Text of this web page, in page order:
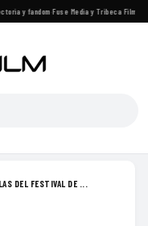
y fandom·Fuse Media y Tribeca Films
DEL FESTIVAL DE ...